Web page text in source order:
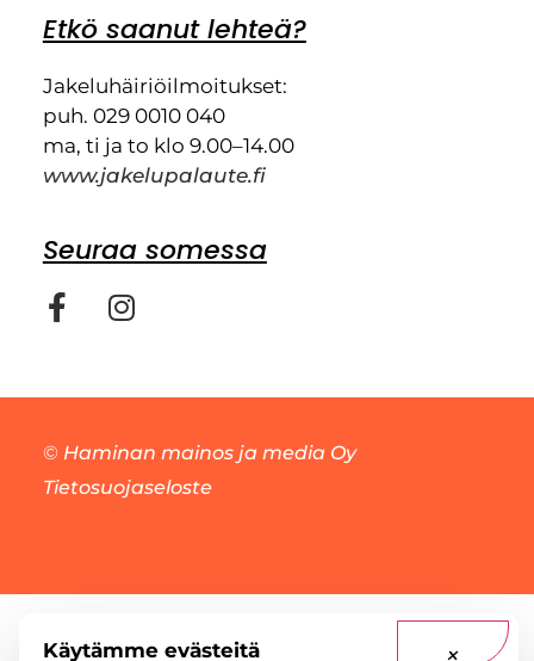
Etkö saanut lehteä?
Jakeluhäiriöilmoitukset:
puh. 029 0010 040
ma, ti ja to klo 9.00–14.00
www.jakelupalaute.fi
Seuraa somessa
© Haminan mainos ja media Oy
Tietosuojaseloste
Käytämme evästeitä